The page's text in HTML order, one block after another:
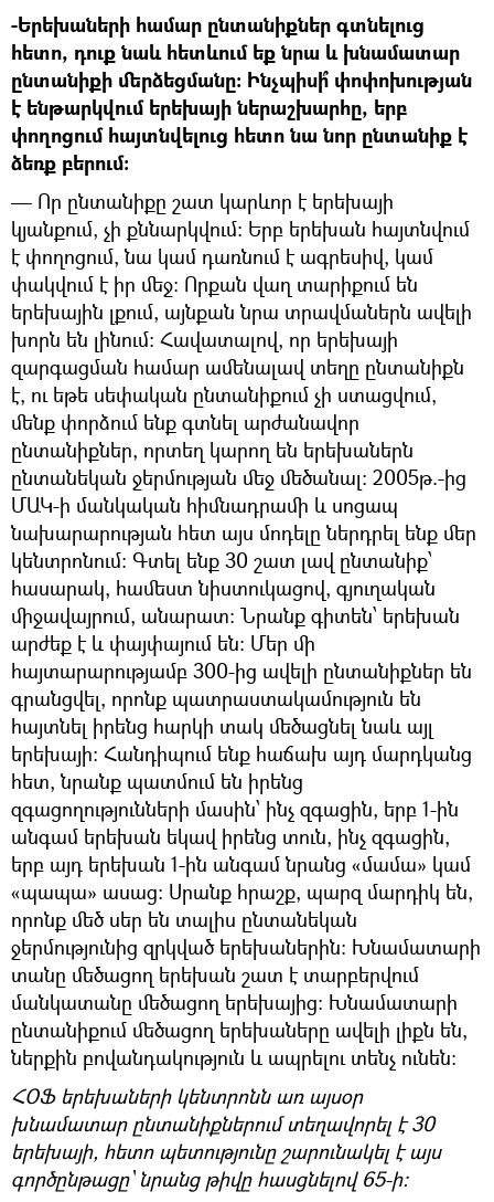
-Երեխաների համար ընտանիքներ գտնելուց
հետո, դուք նաև հետևում եք նրա և խնամատար
ընտանիքի մերձեցմանը: Ինչպիսի՞ փոփոխության
է ենթարկվում երեխայի ներաշխարհը, երբ
փողոցում հայտնվելուց հետո նա նոր ընտանիք է
ձեռք բերում:
— Որ ընտանիքը շատ կարևոր է երեխայի
կյանքում, չի քննարկվում: Երբ երեխան հայտնվում
է փողոցում, նա կամ դառնում է ագրեսիվ, կամ
փակվում է իր մեջ: Որքան վաղ տարիքում են
երեխային լքում, այնքան նրա տրավմաներն ավելի
խորն են լինում: Հավատալով, որ երեխայի
զարգացման համար ամենալավ տեղը ընտանիքն
է, ու եթե սեփական ընտանիքում չի ստացվում,
մենք փորձում ենք գտնել արժանավոր
ընտանիքներ, որտեղ կարող են երեխաներն
ընտանեկան ջերմության մեջ մեծանալ: 2005թ.-ից
ՄԱԿ-ի մանկական հիմնադրամի և սոցապ
նախարարության հետ այս մոդելը ներդրել ենք մեր
կենտրոնում: Գտել ենք 30 շատ լավ ընտանիք՝
հասարակ, համեստ նիստուկացով, գյուղական
միջավայրում, անարատ: Նրանք գիտեն՝ երեխան
արժեք է և փայփայում են: Մեր մի
հայտարարությամբ 300-ից ավելի ընտանիքներ են
գրանցվել, որոնք պատրաստակամություն են
հայտնել իրենց հարկի տակ մեծացնել նաև այլ
երեխայի: Հանդիպում ենք հաճախ այդ մարդկանց
հետ, նրանք պատմում են իրենց
զգացողությունների մասին՝ ինչ զգացին, երբ 1-ին
անգամ երեխան եկավ իրենց տուն, ինչ զգացին,
երբ այդ երեխան 1-ին անգամ նրանց «մամա» կամ
«պապա» ասաց: Սրանք հրաշք, պարզ մարդիկ են,
որոնք մեծ սեր են տալիս ընտանեկան
ջերմությունից զրկված երեխաներին: Խնամատարի
տանը մեծացող երեխան շատ է տարբերվում
մանկատանը մեծացող երեխայից: Խնամատարի
ընտանիքում մեծացող երեխաները ավելի լիքն են,
ներքին բովանդակություն և ապրելու տենչ ունեն:
ՀՕՖ երեխաների կենտրոնն առ այսօր
խնամատար ընտանիքներում տեղավորել է 30
երեխայի, հետո պետությունը շարունակել է այս
գործընթացը՝ նրանց թիվը հասցնելով 65-ի: